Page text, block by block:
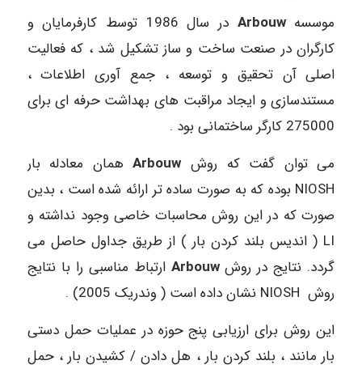
موسسهArbouw
در سال 1986 توسط کارفرمایان و
کارگران در صنعت ساخت و ساز تشکیل شد ، که فعالیت
اصلی آن تحقیق و توسعه ، جمع آوری اطلاعات ،
مستندسازی و ایجاد مراقبت های بهداشت حرفه ای برای
275000 کارگر ساختمانی بود .
می توان گفت که روش Arbouwهمان معادله بار
NIOSH بوده که به صورت ساده تر ارائه شده است ، بدین
صورت که در این روش محاسبات خاصی وجود نداشته و
LI ( اندیس بلند کردن بار ) از طریق جداول حاصل می
گردد. نتایج در روشArbouw ارتباط مناسبی را با نتایج
روش NIOSH نشان داده است ( وندریک 2005) .
این روش برای ارزیابی پنج حوزه در عملیات حمل دستی
بار مانند ، بلند کردن بار ، هل دادن / کشیدن بار ، حمل